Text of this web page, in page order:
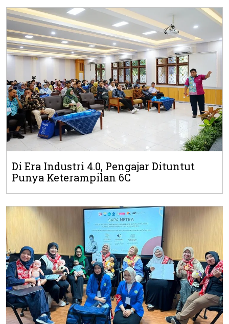
Di Era Industri 4.0, Pengajar Dituntut
Punya Keterampilan 6C